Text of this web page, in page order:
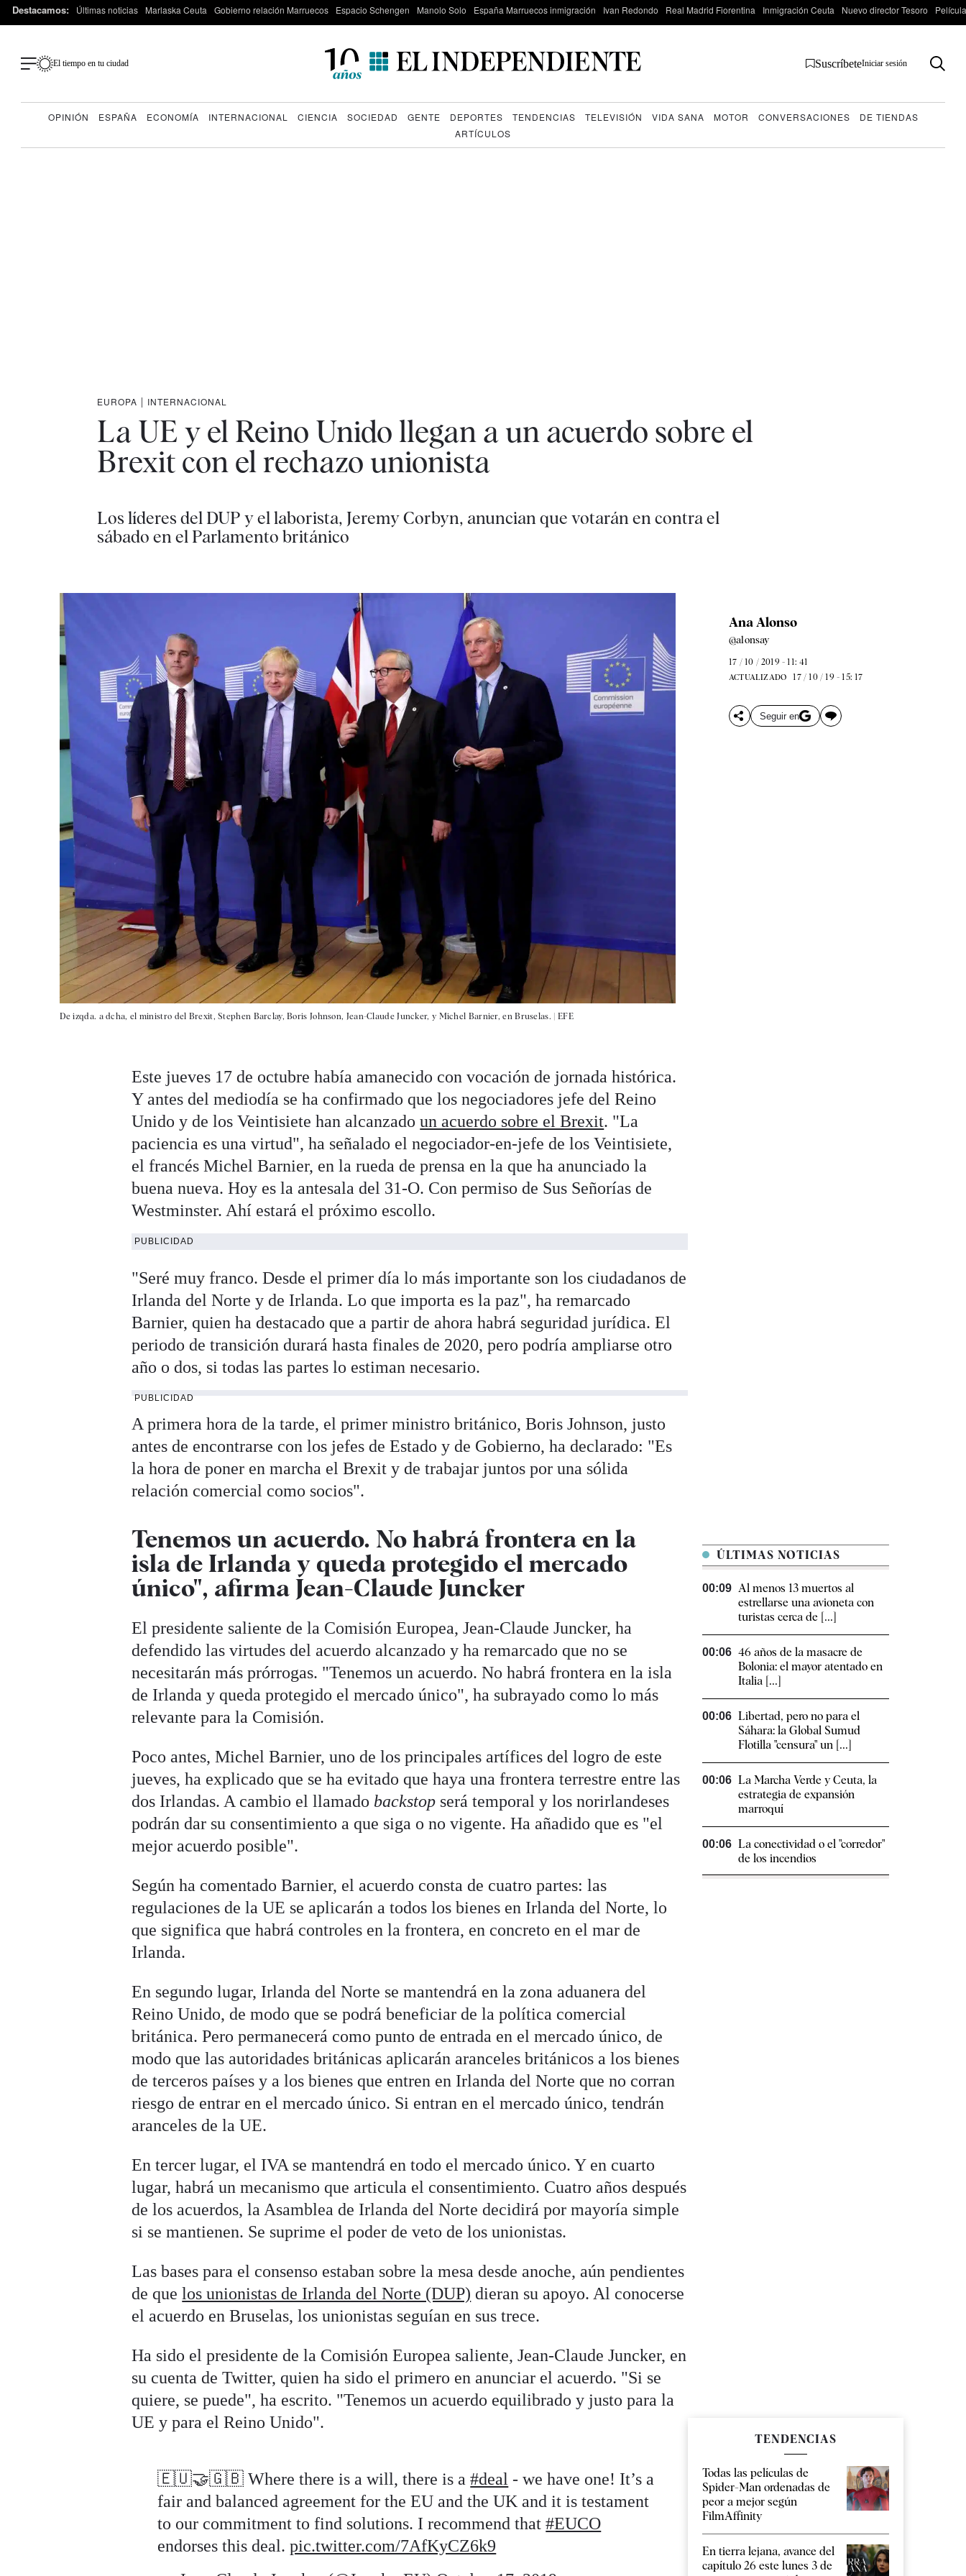
Destacamos: Últimas noticias Marlaska Ceuta Gobierno relación Marruecos Espacio Schengen Manolo Solo España Marruecos inmigración Ivan Redondo Real Madrid Fiorentina Inmigración Ceuta Nuevo director Tesoro
El tiempo en tu ciudad SuscríbeteIniciar sesión
OPINIÓN ESPAÑA ECONOMÍA INTERNACIONAL CIENCIA SOCIEDAD GENTE DEPORTES TENDENCIAS TELEVISIÓN VIDA SANA MOTOR CONVERSACIONES
DE TIENDAS
ARTÍCULOS
EUROPA | INTERNACIONAL
La UE y el Reino Unido llegan a un acuerdo sobre el
Brexit con el rechazo unionista
Los líderes del DUP y el laborista, Jeremy Corbyn, anuncian que votarán en contra el
sábado en el Parlamento británico
De izqda. a dcha, el ministro del Brexit, Stephen Barclay, Boris Johnson, Jean-Claude Juncker, y Michel Barnier, en Bruselas. | EFE
Ana Alonso
@alonsay
17 / 10 / 2019 - 11: 41
ACTUALIZADO 17 / 10 / 19 - 15: 17
Seguir en
Este jueves 17 de octubre había amanecido con vocación de jornada histórica.
Y antes del mediodía se ha confirmado que los negociadores jefe del Reino
Unido y de los Veintisiete han alcanzadoun acuerdo sobre el Brexit. "La
paciencia es una virtud", ha señalado el negociador-en-jefe de los Veintisiete,
el francés Michel Barnier, en la rueda de prensa en la que ha anunciado la
buena nueva. Hoy es la antesala del 31-O. Con permiso de Sus Señorías de
Westminster. Ahí estará el próximo escollo.
PUBLICIDAD
"Seré muy franco. Desde el primer día lo más importante son los ciudadanos de
Irlanda del Norte y de Irlanda. Lo que importa es la paz", ha remarcado
Barnier, quien ha destacado que a partir de ahora habrá seguridad jurídica. El
periodo de transición durará hasta finales de 2020, pero podría ampliarse otro
año o dos, si todas las partes lo estiman necesario.
PUBLICIDAD
A primera hora de la tarde, el primer ministro británico, Boris Johnson, justo
antes de encontrarse con los jefes de Estado y de Gobierno, ha declarado: "Es
la hora de poner en marcha el Brexit y de trabajar juntos por una sólida
relación comercial como socios".
Tenemos un acuerdo. No habrá frontera en la
isla de Irlanda y queda protegido el mercado
único", afirma Jean-Claude Juncker
El presidente saliente de la Comisión Europea, Jean-Claude Juncker, ha
defendido las virtudes del acuerdo alcanzado y ha remarcado que no se
necesitarán más prórrogas. "Tenemos un acuerdo. No habrá frontera en la isla
de Irlanda y queda protegido el mercado único", ha subrayado como lo más
relevante para la Comisión.
Poco antes, Michel Barnier, uno de los principales artífices del logro de este
jueves, ha explicado que se ha evitado que haya una frontera terrestre entre las
dos Irlandas. A cambio el llamado backstop será temporal y los norirlandeses
podrán dar su consentimiento a que siga o no vigente. Ha añadido que es "el
mejor acuerdo posible".
Según ha comentado Barnier, el acuerdo consta de cuatro partes: las
regulaciones de la UE se aplicarán a todos los bienes en Irlanda del Norte, lo
que significa que habrá controles en la frontera, en concreto en el mar de
Irlanda.
En segundo lugar, Irlanda del Norte se mantendrá en la zona aduanera del
Reino Unido, de modo que se podrá beneficiar de la política comercial
británica. Pero permanecerá como punto de entrada en el mercado único, de
modo que las autoridades británicas aplicarán aranceles británicos a los bienes
de terceros países y a los bienes que entren en Irlanda del Norte que no corran
riesgo de entrar en el mercado único. Si entran en el mercado único, tendrán
aranceles de la UE.
En tercer lugar, el IVA se mantendrá en todo el mercado único. Y en cuarto
lugar, habrá un mecanismo que articula el consentimiento. Cuatro años después
de los acuerdos, la Asamblea de Irlanda del Norte decidirá por mayoría simple
si se mantienen. Se suprime el poder de veto de los unionistas.
Las bases para el consenso estaban sobre la mesa desde anoche, aún pendientes
de quelos unionistas de Irlanda del Norte (DUP) dieran su apoyo. Al conocerse
el acuerdo en Bruselas, los unionistas seguían en sus trece.
Ha sido el presidente de la Comisión Europea saliente, Jean-Claude Juncker, en
su cuenta de Twitter, quien ha sido el primero en anunciar el acuerdo. "Si se
quiere, se puede", ha escrito. "Tenemos un acuerdo equilibrado y justo para la
UE y para el Reino Unido".
🇪🇺🤝🇬🇧 Where there is a will, there is a#deal - we have one! It’s a
fair and balanced agreement for the EU and the UK and it is testament
to our commitment to find solutions. I recommend that#EUCO
endorses this deal.pic.twitter.com/7AfKyCZ6k9
ÚLTIMAS NOTICIAS
00:09 Al menos 13 muertos al
estrellarse una avioneta con
turistas cerca de [...]
00:06 46 años de la masacre de
Bolonia: el mayor atentado en
Italia [...]
00:06 Libertad, pero no para el
Sáhara: la Global Sumud
Flotilla "censura" un [...]
00:06 La Marcha Verde y Ceuta, la
estrategia de expansión
marroquí
00:06 La conectividad o el "corredor"
de los incendios
TENDENCIAS
Todas las películas de
Spider-Man ordenadas de
peor a mejor según
FilmAffinity
En tierra lejana, avance del
capítulo 26 este lunes 3 de